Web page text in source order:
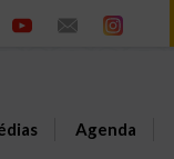
Agenda